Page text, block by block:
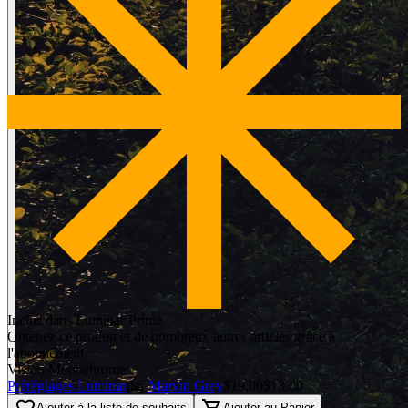
Inclus dans Luminar Prime
Obtenez ce produit et de nombreux autres articles grâce à
l'abonnement
Vision Monochrome
Préréglages Luminarpar Marvin Grey$19.00 $13.00